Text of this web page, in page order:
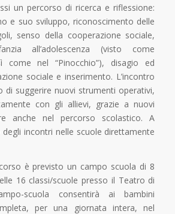
un percorso di ricerca e riflessione:
e suo sviluppo, riconoscimento delle
senso della cooperazione sociale,
all’adolescenza (visto come
come nel “Pinocchio”), disagio ed
sociale e inserimento. L’incontro
di suggerire nuovi strumenti operativi,
con gli allievi, grazie a nuovi
anche nel percorso scolastico. A
incontri nelle scuole direttamente
è previsto un campo scuola di 8
16 classi/scuole presso il Teatro di
scuola consentirà ai bambini
per una giornata intera, nel